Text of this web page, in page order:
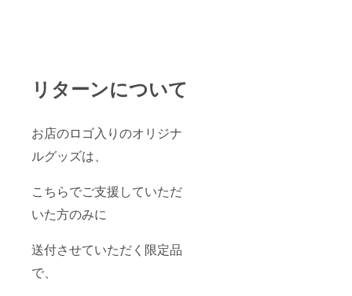
リターンについて
お店のロゴ入りのオリジナ
ルグッズは、
こちらでご支援していただ
いた方のみに
送付させていただく限定品
で、